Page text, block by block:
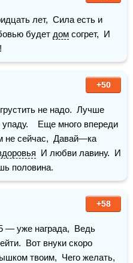
будет дом согрет,  И
+50
не надо.  Лучше
Еще много впереди
не сейчас,  Давай—ка
  И любви лавину.  И
половина.
+58
Вот внуки скоро
твоим,  Чего желать,